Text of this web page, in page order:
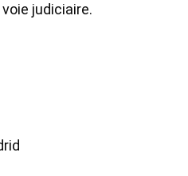
judiciaire.